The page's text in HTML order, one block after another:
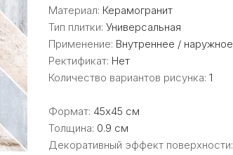
Материал: Керамогранит
Тип плитки: Универсальная
Применение: Внутреннее / наружное
Ректификат: Нет
Количество вариантов рисунка: 1
Формат: 45x45 см
Толщина: 0.9 см
Декоративный эффект поверхности: